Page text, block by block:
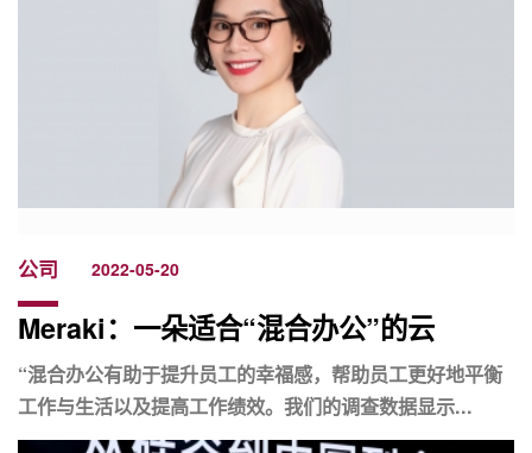
公司 2022-05-20
Meraki：一朵适合“混合办公”的云
“混合办公有助于提升员工的幸福感，帮助员工更好地平衡
工作与生活以及提高工作绩效。我们的调查数据显示...